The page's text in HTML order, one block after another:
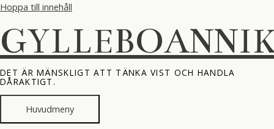
Hoppa till innehåll
DET ÄR MÄNSKLIGT ATT TÄNKA VIST OCH HANDLA
DÅRAKTIGT.
Huvudmeny